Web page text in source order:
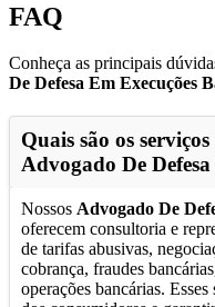
FAQ
Conheça as principais
De Defesa Em Execuções
Quais são os
Advogado De
Nossos Advogado De
oferecem consultoria e
de tarifas abusivas,
cobrança, fraudes
operações bancárias.